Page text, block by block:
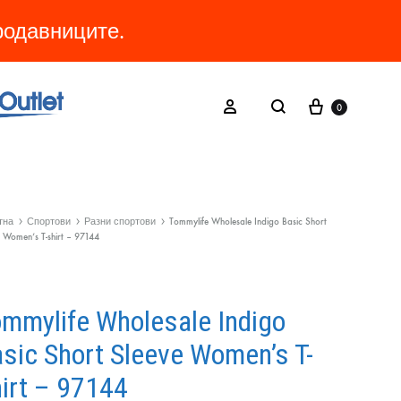
Sign inSearch Cart
0
Спортови Разни спортови
Tommylife Wholesale Indigo Basic Short
Women’s T-shirt – 97144
Wholesale Indigo
Short Sleeve Women’s T-
– 97144